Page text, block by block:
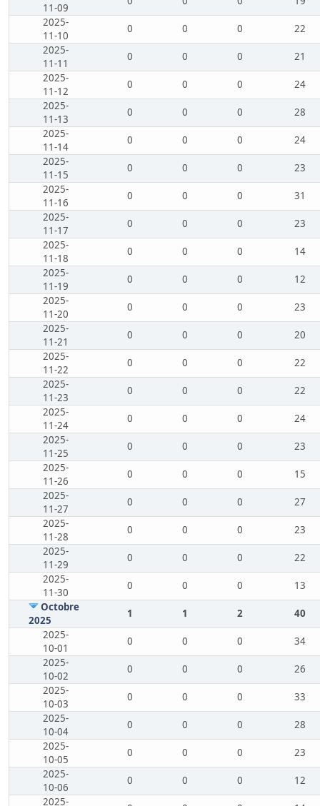
11-09
2025-
11-10
0 0 0
22
2025-
11-11
0 0 0
21
2025-
11-12
0 0 0
24
2025-
11-13
0 0 0
28
2025-
11-14
0 0 0
24
2025-
11-15
0 0 0
23
2025-
11-16
0 0 0
31
2025-
11-17
0 0 0
23
2025-
11-18
0 0 0
14
2025-
11-19
0 0 0
12
2025-
11-20
0 0 0
23
2025-
11-21
0 0 0
20
2025-
11-22
0 0 0
22
2025-
11-23
0 0 0
22
2025-
11-24
0 0 0
24
2025-
11-25
0 0 0
23
2025-
11-26
0 0 0
15
2025-
11-27
0 0 0
27
2025-
11-28
0 0 0
23
2025-
11-29
0 0 0
22
2025-
11-30
0 0 0
13
Octobre
2025
1 1 2
40
2025-
10-01
0 0 0
34
2025-
10-02
0 0 0
26
2025-
10-03
0 0 0
33
2025-
10-04
0 0 0
28
2025-
10-05
0 0 0
23
2025-
10-06
0 0 0
12
2025-